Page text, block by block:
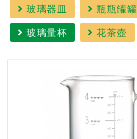
玻璃器皿 瓶瓶罐罐
玻璃量杯
花茶壺